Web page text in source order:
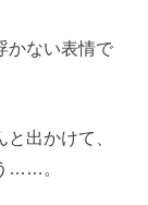
かない表情で
出かけて、
……。